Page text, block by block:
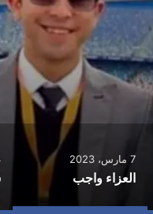
7 مارس، 2023
العزاء واجب